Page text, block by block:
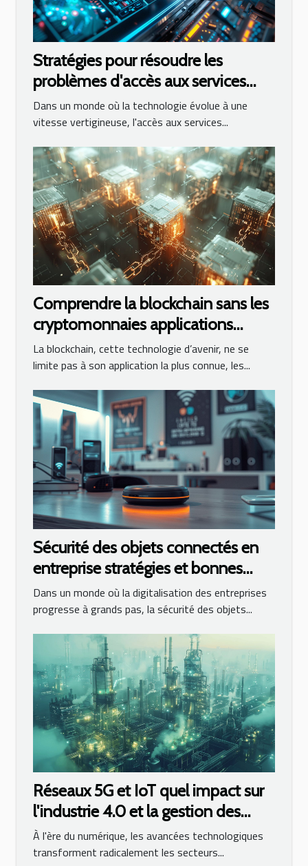
Stratégies pour résoudre les
problèmes d'accès aux services
d'IA en ligne
Dans un monde où la technologie évolue à une
vitesse vertigineuse, l'accès aux services...
Comprendre la blockchain sans les
cryptomonnaies applications
innovantes au-delà de la finance
La blockchain, cette technologie d’avenir, ne se
limite pas à son application la plus connue, les...
Sécurité des objets connectés en
entreprise stratégies et bonnes
pratiques
Dans un monde où la digitalisation des entreprises
progresse à grands pas, la sécurité des objets...
Réseaux 5G et IoT quel impact sur
l'industrie 4.0 et la gestion des
smart cities
À l'ère du numérique, les avancées technologiques
transforment radicalement les secteurs...